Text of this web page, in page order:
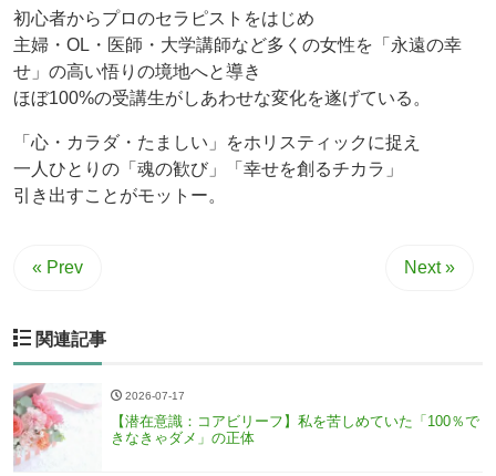
初心者からプロのセラピストをはじめ
主婦・OL・医師・大学講師など多くの女性を「永遠の幸
せ」の高い悟りの境地へと導き
ほぼ100%の受講生がしあわせな変化を遂げている。
「心・カラダ・たましい」をホリスティックに捉え
一人ひとりの「魂の歓び」「幸せを創るチカラ」
引き出すことがモットー。
« Prev Next »
関連記事
2026-07-17
【潜在意識：コアビリーフ】私を苦しめていた「100％で
きなきゃダメ」の正体